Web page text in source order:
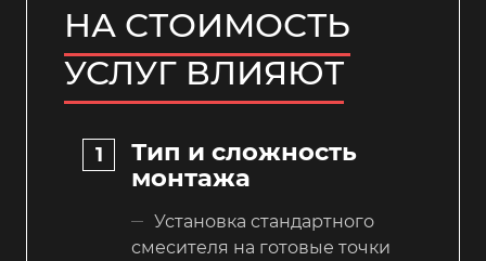
НА СТОИМОСТЬ
УСЛУГ ВЛИЯЮТ
Тип и сложность
монтажа
Установка стандартного
смесителя на готовые точки